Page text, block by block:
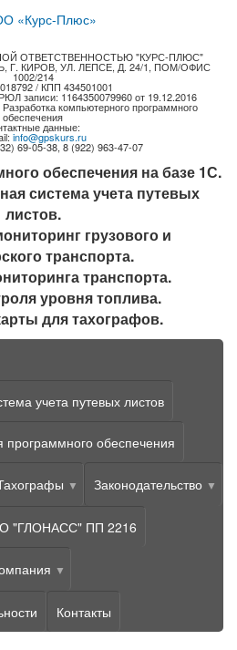
обеспечения на базе 1С.
система учета путевых
листов.
грузового и
транспорта.
транспорта.
уровня топлива.
для тахографов.
ОТВЕТСТВЕННОСТЬЮ "КУРС-ПЛЮС"
Г. КИРОВ, УЛ. ЛЕПСЕ, Д. 24/1, ПОМ/ОФИС
1002/214
/ КПП 434501001
записи: 1164350079960 от 19.12.2016
компьютерного программного
обеспечения
данные:
info@gpskurs.ru
69-05-38, 8 (922) 963-47-07
учета путевых листов
программного обеспечения
Законодательство
"ГЛОНАСС" ПП 2216
Контакты